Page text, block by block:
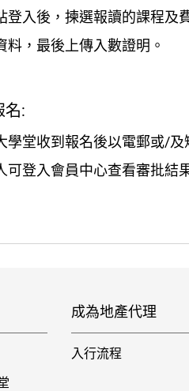
登入後，揀選報讀的課程及
料，最後上傳入數證明。
名:
學堂收到報名後以電郵或/及
可登入會員中心查看審批結
成為地產代理
入行流程